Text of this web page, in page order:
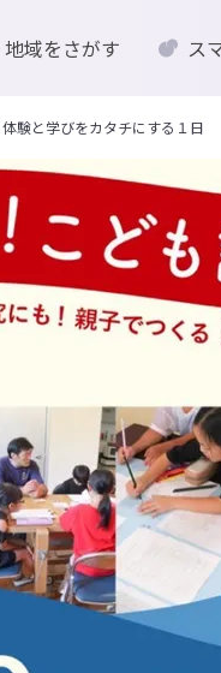
地域をさがす ス
体験と学びをカタチにする１日